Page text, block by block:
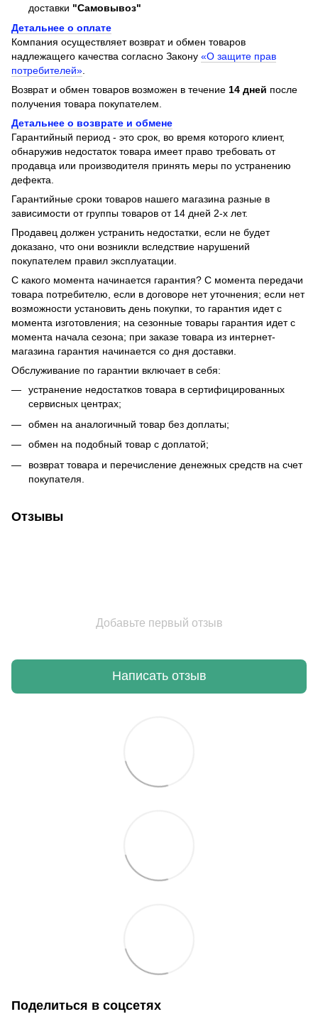
доставки "Самовывоз"
Детальнее о оплате
Компания осуществляет возврат и обмен товаров
надлежащего качества согласно Закону «О защите прав
потребителей».
Возврат и обмен товаров возможен в течение 14 дней после
получения товара покупателем.
Детальнее о возврате и обмене
Гарантийный период - это срок, во время которого клиент,
обнаружив недостаток товара имеет право требовать от
продавца или производителя принять меры по устранению
дефекта.
Гарантийные сроки товаров нашего магазина разные в
зависимости от группы товаров от 14 дней 2-х лет.
Продавец должен устранить недостатки, если не будет
доказано, что они возникли вследствие нарушений
покупателем правил эксплуатации.
С какого момента начинается гарантия? С момента передачи
товара потребителю, если в договоре нет уточнения; если нет
возможности установить день покупки, то гарантия идет с
момента изготовления; на сезонные товары гарантия идет с
момента начала сезона; при заказе товара из интернет-
магазина гарантия начинается со дня доставки.
Обслуживание по гарантии включает в себя:
устранение недостатков товара в сертифицированных
сервисных центрах;
обмен на аналогичный товар без доплаты;
обмен на подобный товар с доплатой;
возврат товара и перечисление денежных средств на счет
покупателя.
Отзывы
Добавьте первый отзыв
Написать отзыв
Поделиться в соцсетях